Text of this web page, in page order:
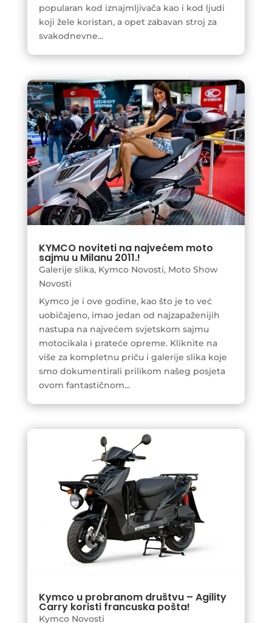
popularan kod iznajmljivača kao i kod ljudi
koji žele koristan, a opet zabavan stroj za
svakodnevne...
KYMCO noviteti na najvećem moto
sajmu u Milanu 2011.!
Galerije slika, Kymco Novosti, Moto Show
Novosti
Kymco je i ove godine, kao što je to već
uobičajeno, imao jedan od najzapaženijih
nastupa na najvećem svjetskom sajmu
motocikala i prateće opreme. Kliknite na
više za kompletnu priču i galerije slika koje
smo dokumentirali prilikom našeg posjeta
ovom fantastičnom...
Kymco u probranom društvu – Agility
Carry koristi francuska pošta!
Kymco Novosti